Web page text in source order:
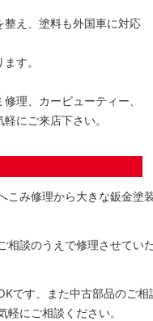
え、塗料も外国車に対応
す。
理、カービューティー、
にご来店下さい。
こみ修理から大きな鈑金塗
相談のうえで修理させてい
です、また中古部品のご相
軽にご相談ください。